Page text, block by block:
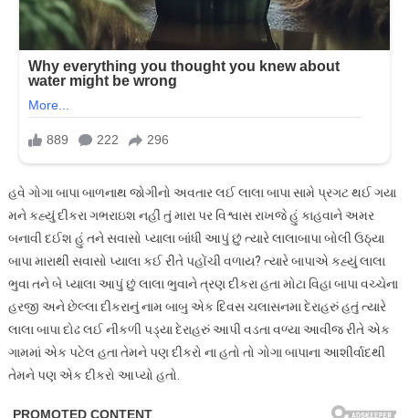
હવે ગોગા બાપા બાળનાથ જોગીનો અવતાર લઈ લાલા બાપા સામે પ્રગટ થઈ ગયા
મને કહ્યું દીકરા ગભરાઇશ નહીં તું મારા પર વિશ્વાસ રાખજે હું કાહવાને અમર
બનાવી દઈશ હું તને સવાસો પ્યાલા બાંધી આપું છું ત્યારે લાલાબાપા બોલી ઉઠ્યા
બાપા મારાથી સવાસો પ્યાલા કઈ રીતે પહોંચી વળાય? ત્યારે બાપાએ કહ્યું લાલા
ભુવા તને બે પ્યાલા આપું છું લાલા ભુવાને ત્રણ દીકરા હતા મોટા વિહા બાપા વચ્ચેના
હરજી અને છેલ્લા દીકરાનું નામ બાબુ એક દિવસ ચલાસનમા દેરાહરું હતું ત્યારે
લાલા બાપા દોઢ લઈ નીકળી પડ્યા દેરાહરું આપી વડતા વળ્યા આવીજ રીતે એક
ગામમાં એક પટેલ હતા તેમને પણ દીકરો ના હતો તો ગોગા બાપાના આશીર્વાદથી
તેમને પણ એક દીકરો આપ્યો હતો.